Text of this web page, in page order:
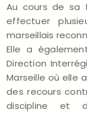
Au cours de sa
effectuer
marseillais
Elle a
Direction
Marseille où elle
des recours
discipline et